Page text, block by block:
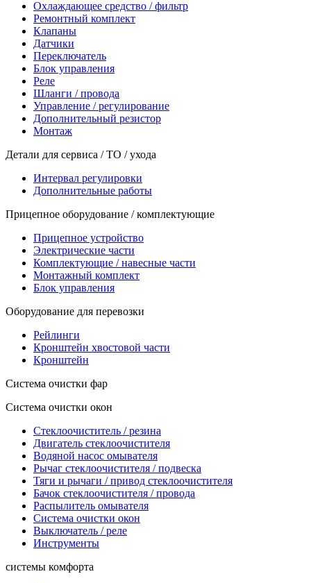
Охлаждающее средство / фильтр
Ремонтный комплект
Клапаны
Датчики
Переключатель
Блок управления
Реле
Шланги / провода
Управление / регулирование
Дополнительный резистор
Монтаж
Детали для сервиса / ТО / ухода
Интервал регулировки
Дополнительные работы
Прицепное оборудование / комплектующие
Прицепное устройство
Электрические части
Комплектующие / навесные части
Монтажный комплект
Блок управления
Оборудование для перевозки
Рейлинги
Кронштейн хвостовой части
Кронштейн
Система очистки фар
Система очистки окон
Стеклоочиститель / резина
Двигатель стеклоочистителя
Водяной насос омывателя
Рычаг стеклоочистителя / подвеска
Тяги и рычаги / привод стеклоочистителя
Бачок стеклоочистителя / провода
Распылитель омывателя
Система очистки окон
Выключатель / реле
Инструменты
системы комфорта